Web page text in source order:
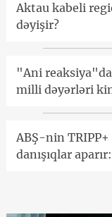
Aktau kabeli
dəyişir?
"Ani
milli dəyərləri
ABŞ-nin
danışıqlar